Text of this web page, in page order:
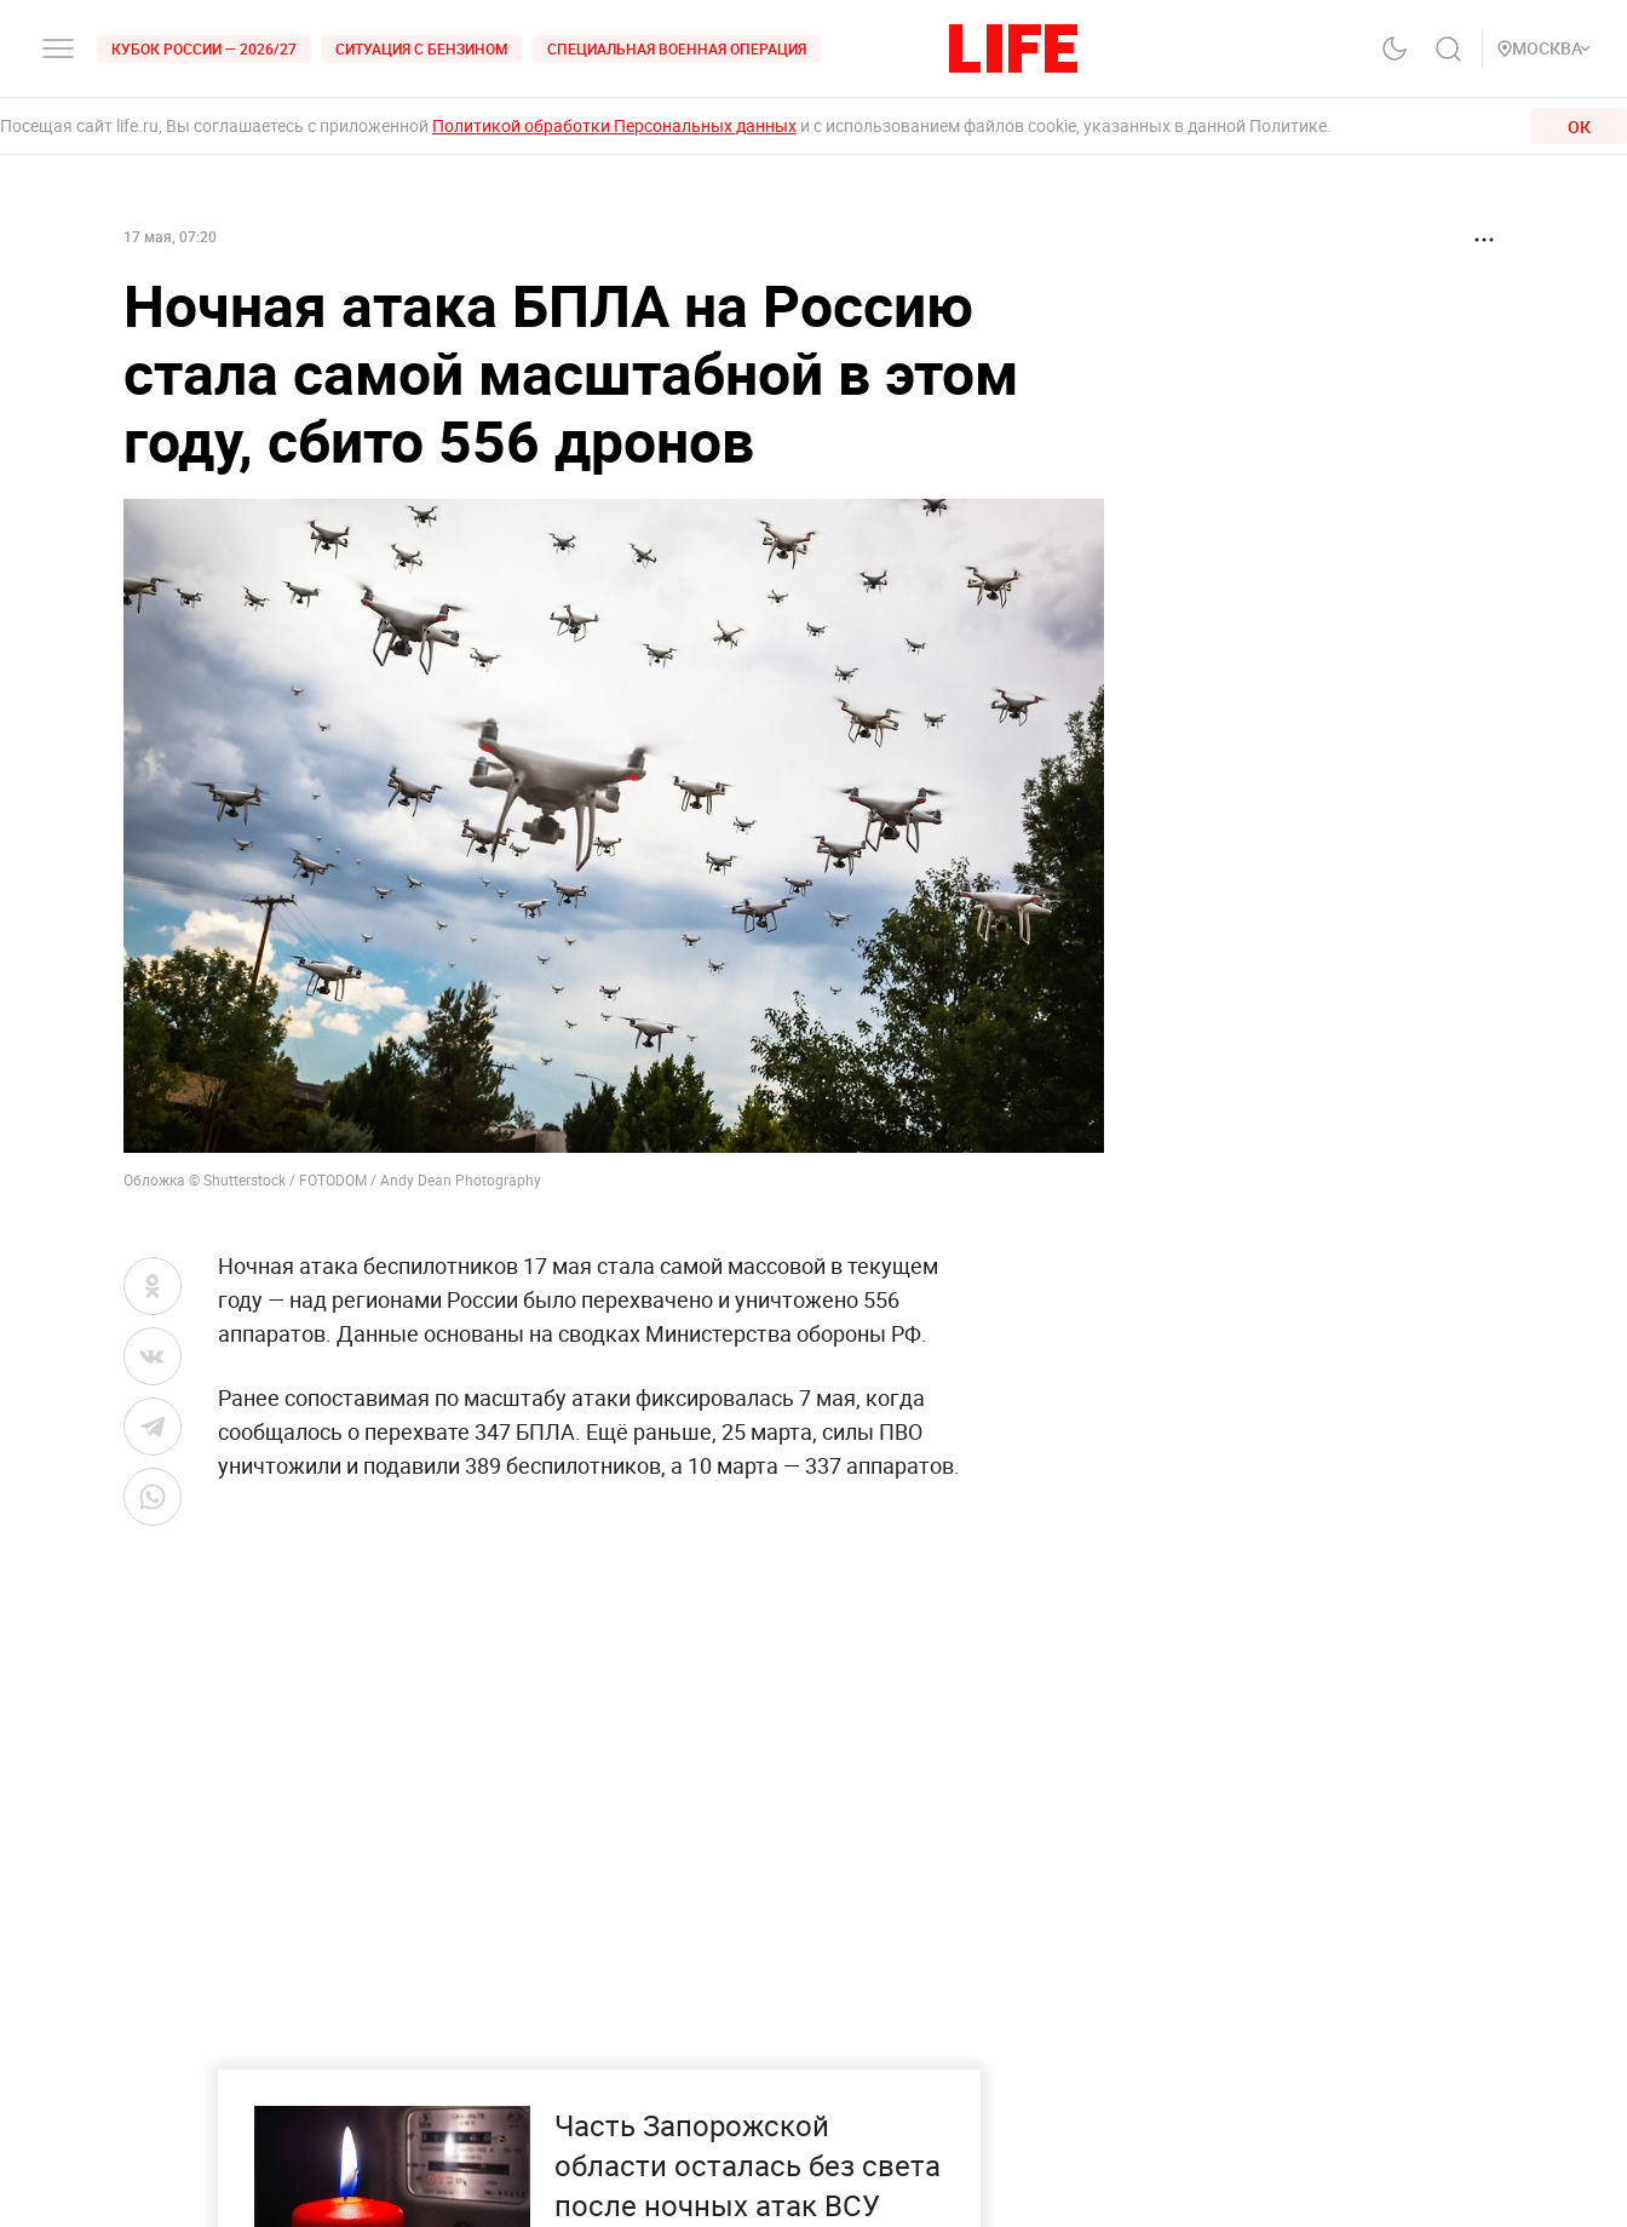
КУБОК РОССИИ — 2026/27 СИТУАЦИЯ С БЕНЗИНОМ СПЕЦИАЛЬНАЯ ВОЕННАЯ ОПЕРАЦИЯ МОСКВА
Посещая сайт life.ru, Вы соглашаетесь с приложенной Политикой обработки Персональных данных и с использованием файлов cookie, указанных в данной Политике. ОК
17 мая, 07:20
Ночная атака БПЛА на Россию
стала самой масштабной в этом
году, сбито 556 дронов
Обложка © Shutterstock / FOTODOM / Andy Dean Photography
Ночная атака беспилотников 17 мая стала самой массовой в текущем
году — над регионами России было перехвачено и уничтожено 556
аппаратов. Данные основаны на сводках Министерства обороны РФ.
Ранее сопоставимая по масштабу атаки фиксировалась 7 мая, когда
сообщалось о перехвате 347 БПЛА. Ещё раньше, 25 марта, силы ПВО
уничтожили и подавили 389 беспилотников, а 10 марта — 337 аппаратов.
Часть Запорожской
области осталась без света
после ночных атак ВСУ